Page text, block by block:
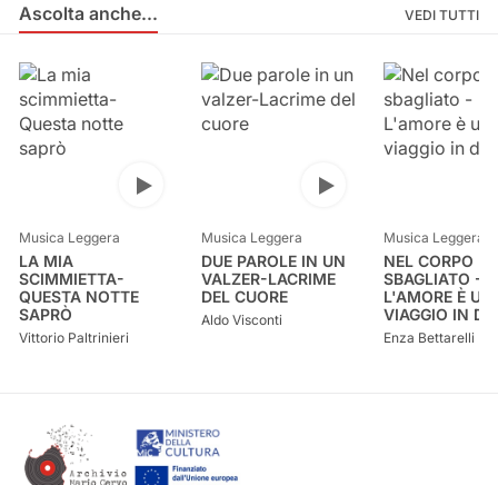
Ascolta anche...
Ascolta anche... VEDI TUTTI
Apri audio player
Musica Leggera
LA MIA
SCIMMIETTA-
QUESTA NOTTE
SAPRÒ
Vittorio Paltrinieri
Apri audio player
Musica Leggera
DUE PAROLE IN UN
VALZER-LACRIME
DEL CUORE
Aldo Visconti
Musica Leggera
NEL CORPO
SBAGLIATO -
L'AMORE È UN
VIAGGIO IN
Enza Bettarelli